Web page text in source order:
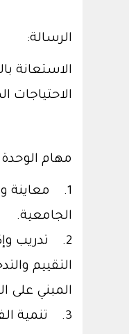
الرسالة:
الاستعانة
مهام الوحدة
1. معاينة
2. تدريب
التقييم
المبني
3. تنمية الفكر العلمي في مجال تخصص الطب النفسي الجسدي والعمل على تطويره وتنشيطه.